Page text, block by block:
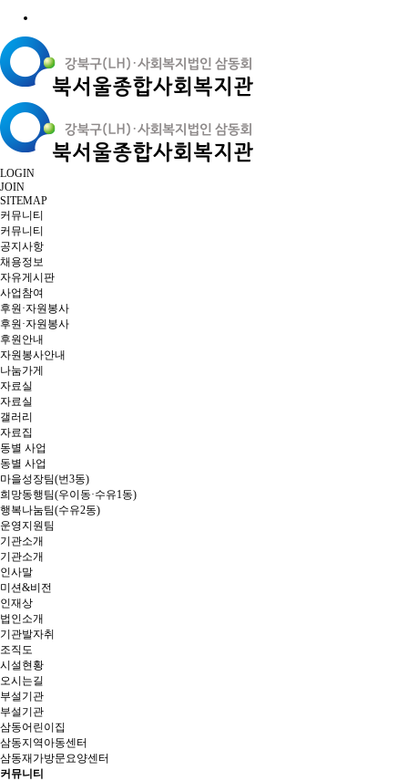
LOGIN
JOIN
SITEMAP
커뮤니티
커뮤니티
공지사항
채용정보
자유게시판
사업참여
후원·자원봉사
후원·자원봉사
후원안내
자원봉사안내
나눔가게
자료실
자료실
갤러리
자료집
동별 사업
동별 사업
마을성장팀(번3동)
희망동행팀(우이동·수유1동)
행복나눔팀(수유2동)
운영지원팀
기관소개
기관소개
인사말
미션&비전
인재상
법인소개
기관발자취
조직도
시설현황
오시는길
부설기관
부설기관
삼동어린이집
삼동지역아동센터
삼동재가방문요양센터
커뮤니티